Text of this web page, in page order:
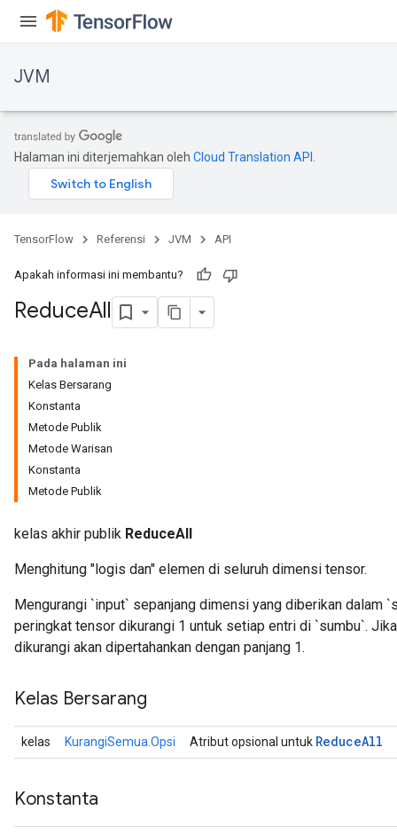
JVM
Halaman ini diterjemahkan oleh Cloud Translation API
TensorFlow Referensi JVM API
Apakah informasi ini membantu?
ReduceAll
Pada halaman ini
Kelas Bersarang
Konstanta
Metode Publik
Metode Warisan
Konstanta
Metode Publik
kelas akhir publik ReduceAll
Menghitung "logis dan" elemen di seluruh dimensi tensor.
Mengurangi `input` sepanjang dimensi yang diberikan dalam
peringkat tensor dikurangi 1 untuk setiap entri di `sumbu`.
dikurangi akan dipertahankan dengan panjang 1.
Kelas Bersarang
kelas KurangiSemua.Opsi Atribut opsional untuk ReduceAll
Konstanta